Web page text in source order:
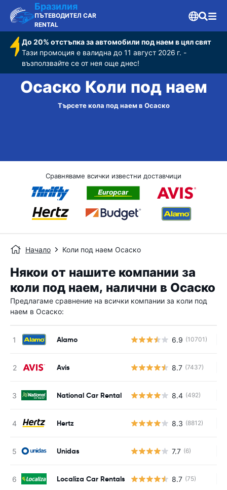
Бразилия
ПЪТЕВОДИТЕЛ CAR
RENTAL
До 20% отстъпка за автомобили под наем в цял свят
Тази промоция е валидна до 11 август 2026 г. -
възползвайте се от нея още днес!
Осаско Коли под наем
Търсете кола под наем в Осаско
Сравняваме всички известни доставчици
Начало Коли под наем Осаско
Някои от нашите компании за
коли под наем, налични в Осаско
Предлагаме сравнение на всички компании за коли под
наем в Осаско:
Alamo 6.9 (10701)
Avis 8.7 (7437)
National Car Rental 8.4 (492)
Hertz 8.3 (8812)
Unidas 7.7 (6)
Localiza Car Rentals 8.7 (75)